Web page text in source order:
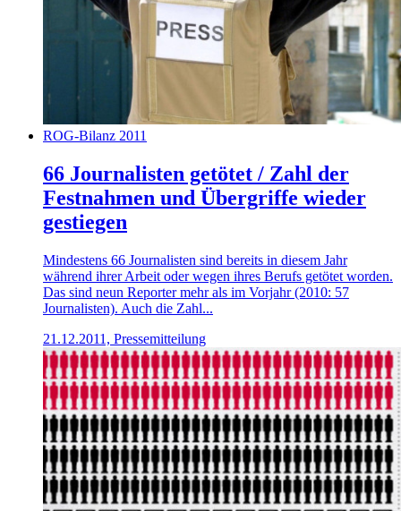
ROG-Bilanz 2011
66 Journalisten getötet / Zahl der
Festnahmen und Übergriffe wieder
gestiegen
Mindestens 66 Journalisten sind bereits in diesem Jahr
während ihrer Arbeit oder wegen ihres Berufs getötet worden.
Das sind neun Reporter mehr als im Vorjahr (2010: 57
Journalisten). Auch die Zahl...
21.12.2011, Pressemitteilung